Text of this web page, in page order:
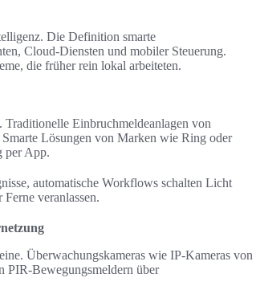
Die Definition smarte
Cloud-Diensten und mobiler Steuerung.
die früher rein lokal arbeiteten.
Einbruchmeldeanlagen von
Lösungen von Marken wie Ring oder
per App.
automatische Workflows schalten Licht
veranlassen.
Überwachungskameras wie IP-Kameras von
PIR-Bewegungsmeldern über